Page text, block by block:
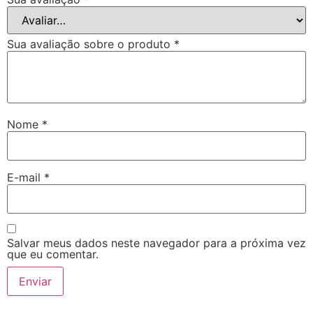
Sua avaliação sobre o produto *
Nome *
E-mail *
Salvar meus dados neste navegador para a próxima vez
que eu comentar.